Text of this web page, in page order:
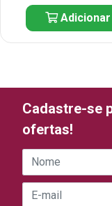
Adicionar
Cadastre-se
ofertas!